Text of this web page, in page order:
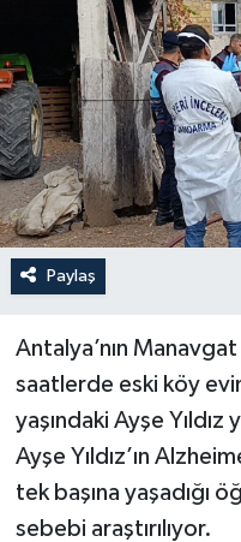
Paylaş
Antalya’nın
saatlerde eski köy
yaşındaki Ayşe Yıldız
Ayşe Yıldız’ın
tek başına yaşadığı
sebebi araştırılıyor.